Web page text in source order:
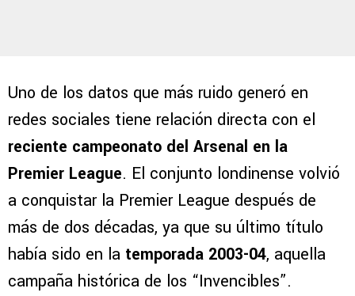
Uno de los datos que más ruido generó en
redes sociales tiene relación directa con el
reciente campeonato del Arsenal en la
Premier League. El conjunto londinense volvió
a conquistar la Premier League después de
más de dos décadas, ya que su último título
había sido en la temporada 2003-04, aquella
campaña histórica de los “Invencibles”.